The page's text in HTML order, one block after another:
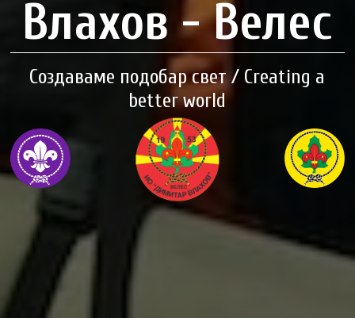
Влахов - Велес
Создаваме подобар свет / Creating a
better world